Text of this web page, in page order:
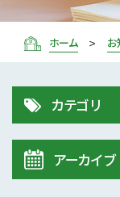
ホーム お
カテゴリ
令和8年 熊本
アーカイブ